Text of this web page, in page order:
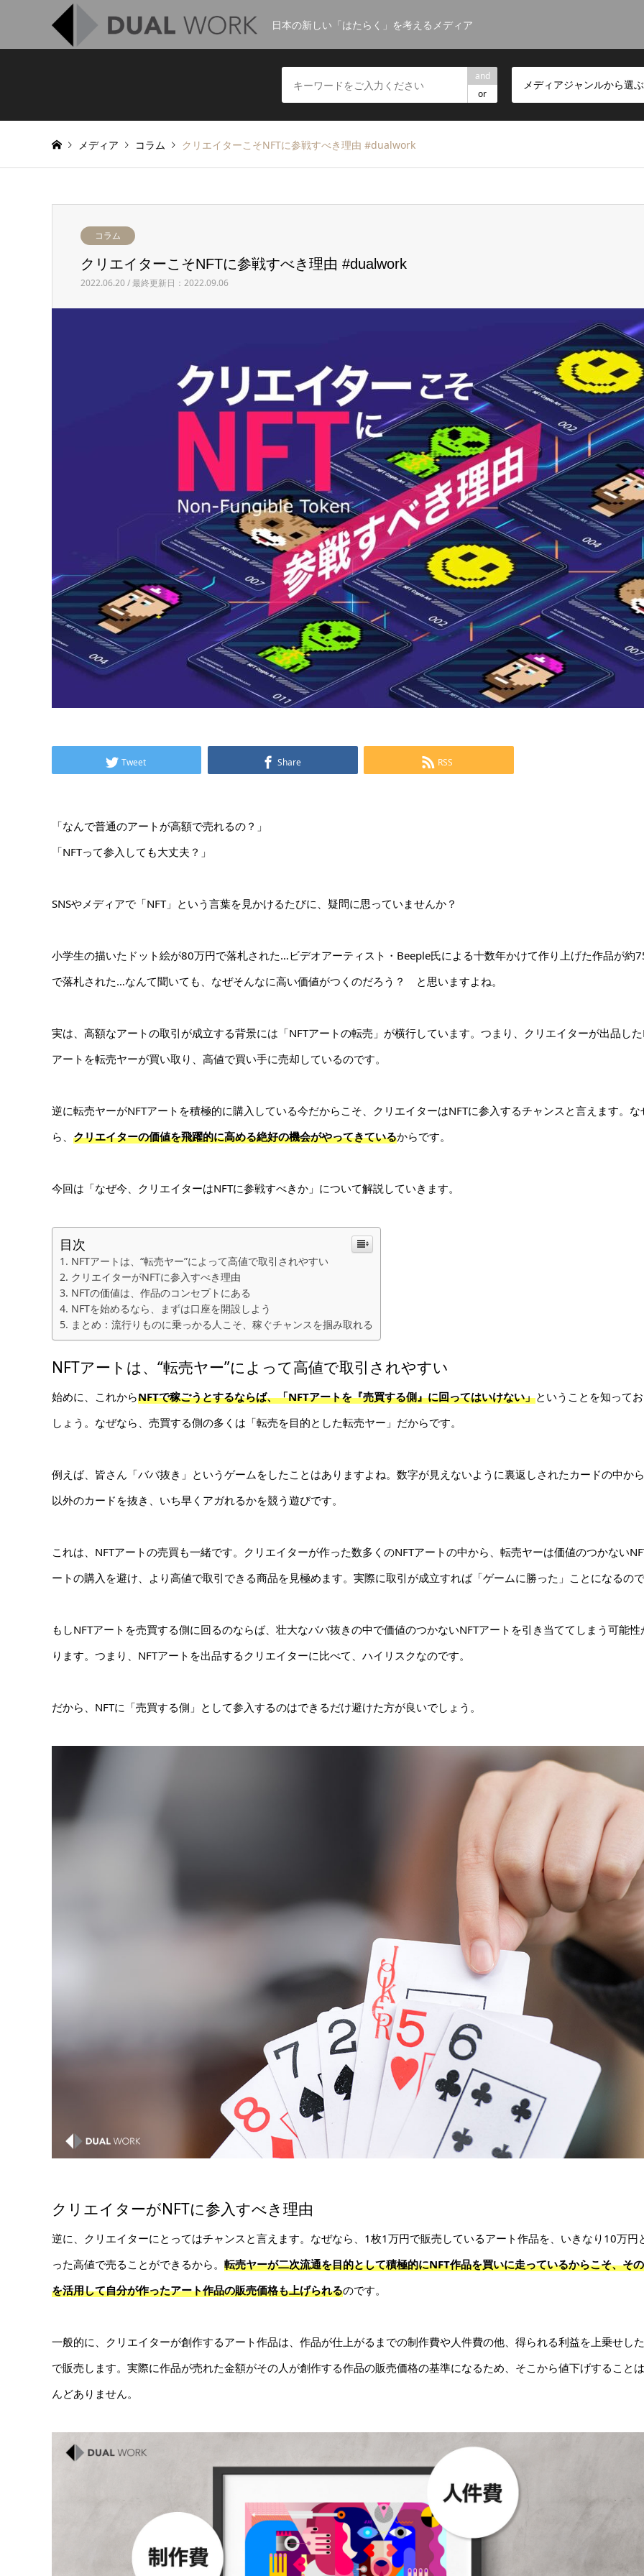
日本の新しい「はたらく」を考えるメディア
and
or
メディアジャンルから選ぶ
メディア コラム クリエイターこそNFTに参戦すべき理由 #dualwork
コラム
クリエイターこそNFTに参戦すべき理由 #dualwork
2022.06.20 / 最終更新日：2022.09.06
Tweet Share RSS
「なんで普通のアートが高額で売れるの？」
「NFTって参入しても大丈夫？」
SNSやメディアで「NFT」という言葉を見かけるたびに、疑問に思っていませんか？
小学生の描いたドット絵が80万円で落札された…ビデオアーティスト・Beeple氏による十数年かけて作り上げた作品が約
で落札された…なんて聞いても、なぜそんなに高い価値がつくのだろう？ と思いますよね。
実は、高額なアートの取引が成立する背景には「NFTアートの転売」が横行しています。つまり、クリエイターが出品した
アートを転売ヤーが買い取り、高値で買い手に売却しているのです。
逆に転売ヤーがNFTアートを積極的に購入している今だからこそ、クリエイターはNFTに参入するチャンスと言えます。な
ら、 クリエイターの価値を飛躍的に高める絶好の機会がやってきているからです。
今回は「なぜ今、クリエイターはNFTに参戦すべきか」について解説していきます。
目次
NFTアートは、“転売ヤー”によって高値で取引されやすい
クリエイターがNFTに参入すべき理由
NFTの価値は、作品のコンセプトにある
NFTを始めるなら、まずは口座を開設しよう
まとめ：流行りものに乗っかる人こそ、稼ぐチャンスを掴み取れる
NFTアートは、“転売ヤー”によって高値で取引されやすい
始めに、これからNFTで稼ごうとするならば、「NFTアートを『売買する側』に回ってはいけない」ということを知って
しょう。なぜなら、売買する側の多くは「転売を目的とした転売ヤー」だからです。
例えば、皆さん「ババ抜き」というゲームをしたことはありますよね。数字が見えないように裏返しされたカードの中か
以外のカードを抜き、いち早くアガれるかを競う遊びです。
これは、NFTアートの売買も一緒です。クリエイターが作った数多くのNFTアートの中から、転売ヤーは価値のつかない
ートの購入を避け、より高値で取引できる商品を見極めます。実際に取引が成立すれば「ゲームに勝った」ことになるの
もしNFTアートを売買する側に回るのならば、壮大なババ抜きの中で価値のつかないNFTアートを引き当ててしまう可能性
ります。つまり、NFTアートを出品するクリエイターに比べて、ハイリスクなのです。
だから、NFTに「売買する側」として参入するのはできるだけ避けた方が良いでしょう。
クリエイターがNFTに参入すべき理由
逆に、クリエイターにとってはチャンスと言えます。なぜなら、1枚1万円で販売しているアート作品を、いきなり10万円
った高値で売ることができるから。 転売ヤーが二次流通を目的として積極的にNFT作品を買いに走っているからこそ、そ
を活用して自分が作ったアート作品の販売価格も上げられるのです。
一般的に、クリエイターが創作するアート作品は、作品が仕上がるまでの制作費や人件費の他、得られる利益を上乗せし
で販売します。実際に作品が売れた金額がその人が創作する作品の販売価格の基準になるため、そこから値下げすること
んどありません。